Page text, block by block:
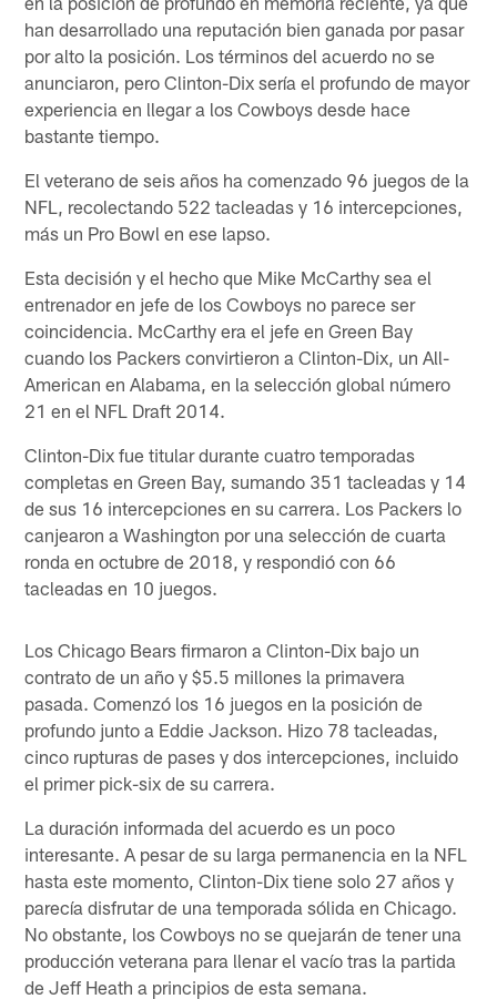
han desarrollado una reputación bien ganada por pasar
por alto la posición. Los términos del acuerdo no se
anunciaron, pero Clinton-Dix sería el profundo de mayor
experiencia en llegar a los Cowboys desde hace
bastante tiempo.
El veterano de seis años ha comenzado 96 juegos de la
NFL, recolectando 522 tacleadas y 16 intercepciones,
más un Pro Bowl en ese lapso.
Esta decisión y el hecho que Mike McCarthy sea el
entrenador en jefe de los Cowboys no parece ser
coincidencia. McCarthy era el jefe en Green Bay
cuando los Packers convirtieron a Clinton-Dix, un All-
American en Alabama, en la selección global número
21 en el NFL Draft 2014.
Clinton-Dix fue titular durante cuatro temporadas
completas en Green Bay, sumando 351 tacleadas y 14
de sus 16 intercepciones en su carrera. Los Packers lo
canjearon a Washington por una selección de cuarta
ronda en octubre de 2018, y respondió con 66
tacleadas en 10 juegos.
Los Chicago Bears firmaron a Clinton-Dix bajo un
contrato de un año y $5.5 millones la primavera
pasada. Comenzó los 16 juegos en la posición de
profundo junto a Eddie Jackson. Hizo 78 tacleadas,
cinco rupturas de pases y dos intercepciones, incluido
el primer pick-six de su carrera.
La duración informada del acuerdo es un poco
interesante. A pesar de su larga permanencia en la NFL
hasta este momento, Clinton-Dix tiene solo 27 años y
parecía disfrutar de una temporada sólida en Chicago.
No obstante, los Cowboys no se quejarán de tener una
producción veterana para llenar el vacío tras la partida
de Jeff Heath a principios de esta semana.